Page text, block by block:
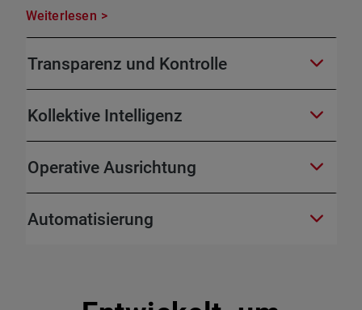
Weiterlesen
Transparenz und Kontrolle
Kollektive Intelligenz
Operative Ausrichtung
Automatisierung